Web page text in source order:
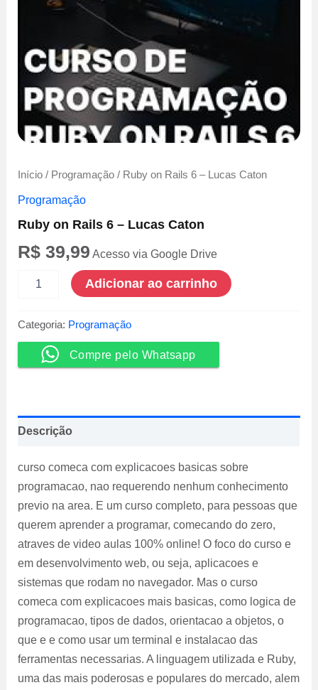
Início / Programação / Ruby on Rails 6 – Lucas Caton
Programação
Ruby on Rails 6 – Lucas Caton
R$ 39,99 Acesso via Google Drive
6
Lucas
Caton
Adicionar ao carrinho
Categoria: Programação
Compre pelo Whatsapp
Descrição
curso comeca com explicacoes basicas sobre
programacao, nao requerendo nenhum conhecimento
previo na area. E um curso completo, para pessoas que
querem aprender a programar, comecando do zero,
atraves de video aulas 100% online! O foco do curso e
em desenvolvimento web, ou seja, aplicacoes e
sistemas que rodam no navegador. Mas o curso
comeca com explicacoes mais basicas, como logica de
programacao, tipos de dados, orientacao a objetos, o
que e e como usar um terminal e instalacao das
ferramentas necessarias. A linguagem utilizada e Ruby,
uma das mais poderosas e populares do mercado, alem